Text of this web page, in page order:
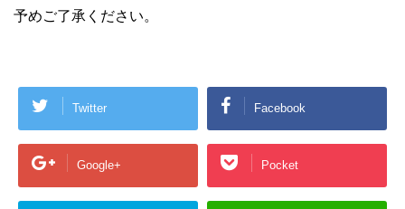
予めご了承ください。
Twitter Facebook
Google+ Pocket